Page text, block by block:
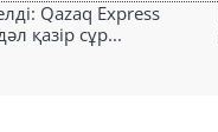
Qazaq Express
қазір сұр...